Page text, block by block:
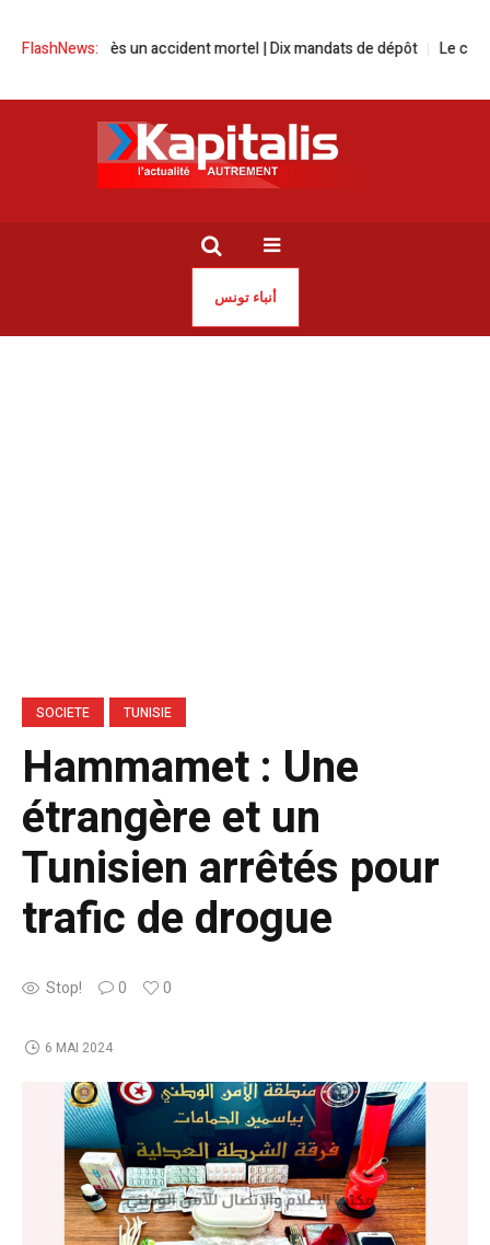
FlashNews:
après un accident mortel | Dix mandats de dépôt Le cinéma
أنباء تونس
SOCIETE TUNISIE
Hammamet : Une
étrangère et un
Tunisien arrêtés pour
trafic de drogue
Stop! 0 0
6 MAI 2024